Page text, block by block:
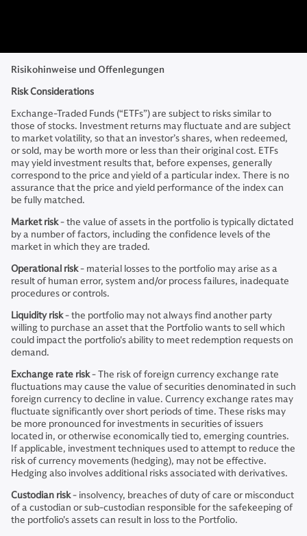
Risikohinweise und Offenlegungen
Risk Considerations
Exchange-Traded Funds (“ETFs”) are subject to risks similar to
those of stocks. Investment returns may fluctuate and are subject
to market volatility, so that an investor’s shares, when redeemed,
or sold, may be worth more or less than their original cost. ETFs
may yield investment results that, before expenses, generally
correspond to the price and yield of a particular index. There is no
assurance that the price and yield performance of the index can
be fully matched.
Market risk- the value of assets in the portfolio is typically dictated
by a number of factors, including the confidence levels of the
market in which they are traded.
Operational risk- material losses to the portfolio may arise as a
result of human error, system and/or process failures, inadequate
procedures or controls.
Liquidity risk- the portfolio may not always find another party
willing to purchase an asset that the Portfolio wants to sell which
could impact the portfolio's ability to meet redemption requests on
demand.
Exchange rate risk- The risk of foreign currency exchange rate
fluctuations may cause the value of securities denominated in such
foreign currency to decline in value. Currency exchange rates may
fluctuate significantly over short periods of time. These risks may
be more pronounced for investments in securities of issuers
located in, or otherwise economically tied to, emerging countries.
If applicable, investment techniques used to attempt to reduce the
risk of currency movements (hedging), may not be effective.
Hedging also involves additional risks associated with derivatives.
Custodian risk- insolvency, breaches of duty of care or misconduct
of a custodian or sub-custodian responsible for the safekeeping of
the portfolio's assets can result in loss to the Portfolio.